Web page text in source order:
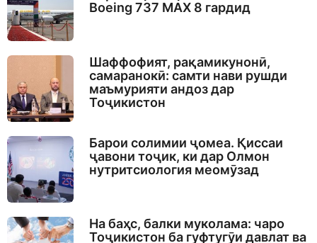
Boeing 737 MAX 8 гардид
Шаффофият, рақамикунонӣ,
самаранокӣ: самти нави рушди
маъмурияти андоз дар
Тоҷикистон
Барои солимии ҷомеа. Қиссаи
ҷавони тоҷик, ки дар Олмон
нутритсиология меомӯзад
На баҳс, балки муколама: чаро
Тоҷикистон ба гуфтугӯи давлат ва